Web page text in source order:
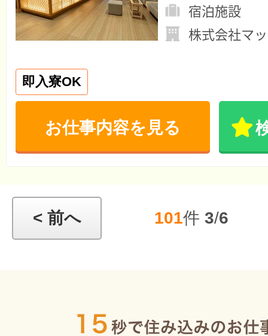
宿泊施設
株式会社マ
即入寮OK
お仕事内容を見る
< 前へ 101件 3/6